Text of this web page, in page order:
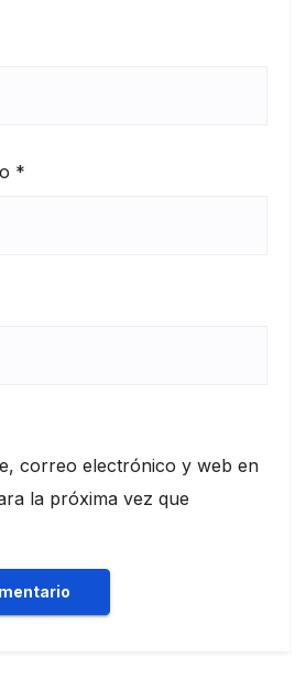
*
correo electrónico y web en
la próxima vez que